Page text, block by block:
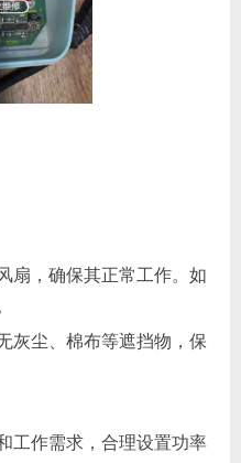
扇，确保其正常工作。如
灰尘、棉布等遮挡物，保
工作需求，合理设置功率